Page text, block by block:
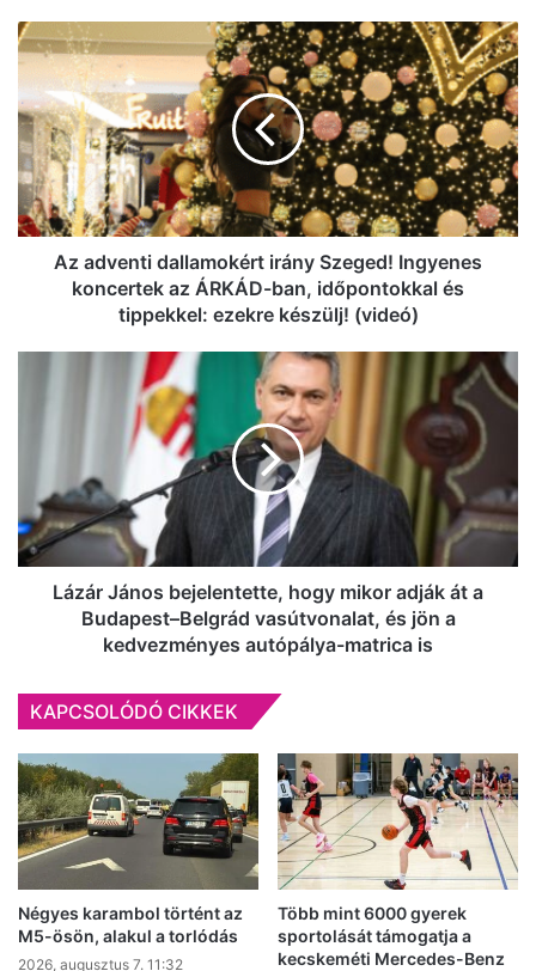
Az
adventi
dallamokért
irány
Szeged!
Ingyenes
koncertek
az
ÁRKÁD-
időpontokkal
Az adventi dallamokért irány Szeged! Ingyenes
koncertek az ÁRKÁD-ban, időpontokkal és
tippekkel: ezekre készülj! (videó)
adják
át
a
Budapest–
Belgrád
vasútvonalat,
a
kedvezményes
matrica
is
Lázár János bejelentette, hogy mikor adják át a
Budapest–Belgrád vasútvonalat, és jön a
kedvezményes autópálya-matrica is
KAPCSOLÓDÓ CIKKEK
Négyes karambol történt az
M5-ösön, alakul a torlódás
2026, augusztus 7. 11:32
Több mint 6000 gyerek
sportolását támogatja a
kecskeméti Mercedes-Benz